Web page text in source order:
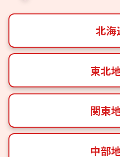
北海
東北
関東
中部